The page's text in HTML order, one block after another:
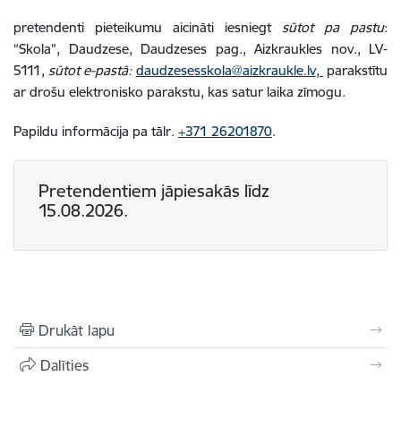
pretendenti pieteikumu aicināti iesniegtsūtot pa pastu:
“Skola”, Daudzese, Daudzeses pag., Aizkraukles nov., LV-
5111,sūtot e-pastā: daudzesesskola@aizkraukle.lv, parakstītu
ar drošu elektronisko parakstu, kas satur laika zīmogu.
Papildu informācija pa tālr. +371 26201870.
Pretendentiem jāpiesakās līdz
15.08.2026.
Drukāt lapu
Dalīties